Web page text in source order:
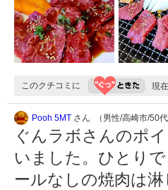
このクチコミに 現在
Pooh 5MT さん （男性/高崎市/50代
ぐんラボさんのポ
いました。ひとり
ールなしの焼肉は